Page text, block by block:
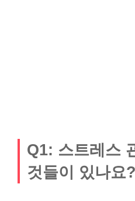
Q1: 스트레스
것들이 있나요?